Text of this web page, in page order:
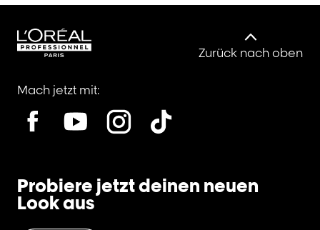
Zurück nach oben
Mach jetzt mit:
Probiere jetzt deinen neuen
Look aus